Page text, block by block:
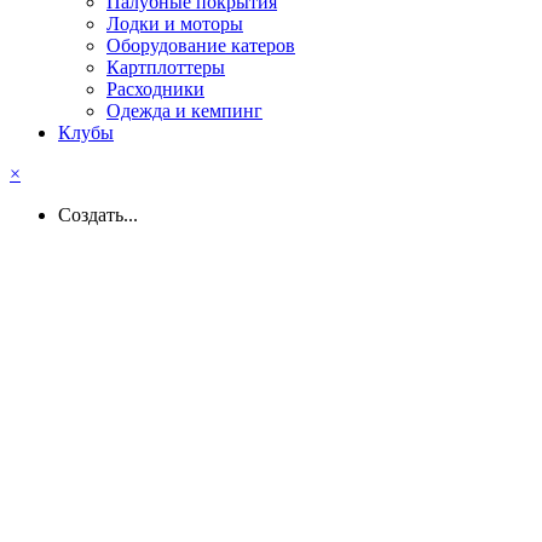
Лодки и моторы
Оборудование катеров
Картплоттеры
Расходники
Одежда и кемпинг
Клубы
×
Создать...